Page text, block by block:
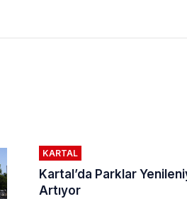
KARTAL
Kartal’da Parklar
Artıyor